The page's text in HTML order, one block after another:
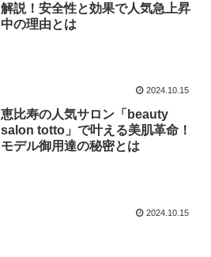
解説！安全性と効果で人気急上昇
中の理由とは
2024.10.15
恵比寿の人気サロン「beauty
salon totto」で叶える美肌革命！
モデル御用達の秘密とは
2024.10.15